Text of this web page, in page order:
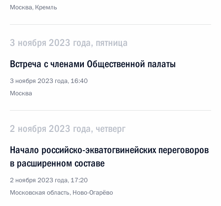
Москва, Кремль
3 ноября 2023 года, пятница
Встреча с членами Общественной палаты
3 ноября 2023 года, 16:40
Москва
2 ноября 2023 года, четверг
Начало российско-экватогвинейских переговоров
в расширенном составе
2 ноября 2023 года, 17:20
Московская область, Ново-Огарёво